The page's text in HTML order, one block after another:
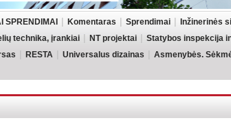
SPRENDIMAI Komentaras Sprendimai
Inžinerinės
technika, įrankiai NT projektai
Statybos inspekcija
RESTA Universalus dizainas
Asmenybės.